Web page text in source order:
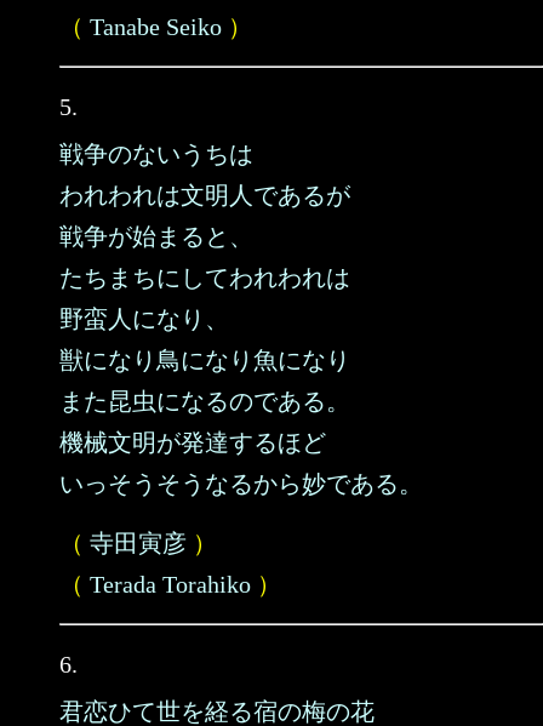
（ Tanabe Seiko ）
5.
戦争のないうちは
われわれは文明人であるが
戦争が始まると、
たちまちにしてわれわれは
野蛮人になり、
獣になり鳥になり魚になり
また昆虫になるのである。
機械文明が発達するほど
いっそうそうなるから妙である。
（ 寺田寅彦 ）
（ Terada Torahiko ）
6.
君恋ひて世を経る宿の梅の花